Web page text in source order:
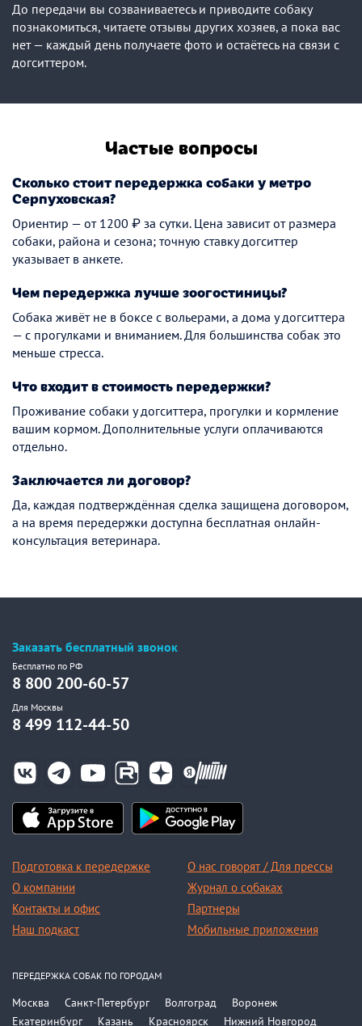
До передачи вы созваниваетесь и приводите собаку
познакомиться, читаете отзывы других хозяев, а пока вас
нет — каждый день получаете фото и остаётесь на связи с
догситтером.
Частые вопросы
Сколько стоит передержка собаки у метро
Серпуховская?
Ориентир — от 1200 ₽ за сутки. Цена зависит от размера
собаки, района и сезона; точную ставку догситтер
указывает в анкете.
Чем передержка лучше зоогостиницы?
Собака живёт не в боксе с вольерами, а дома у догситтера
— с прогулками и вниманием. Для большинства собак это
меньше стресса.
Что входит в стоимость передержки?
Проживание собаки у догситтера, прогулки и кормление
вашим кормом. Дополнительные услуги оплачиваются
отдельно.
Заключается ли договор?
Да, каждая подтверждённая сделка защищена договором,
а на время передержки доступна бесплатная онлайн-
консультация ветеринара.
Заказать бесплатный звонок
Бесплатно по РФ
8 800 200-60-57
Для Москвы
8 499 112-44-50
Подготовка к передержке
О компании
Контакты и офис
Наш подкаст
О нас говорят / Для прессы
Журнал о собаках
Партнеры
Мобильные приложения
ПЕРЕДЕРЖКА СОБАК ПО ГОРОДАМ
Москва Санкт-Петербург Волгоград
Воронеж
Екатеринбург
Казань Красноярск Нижний Новгород